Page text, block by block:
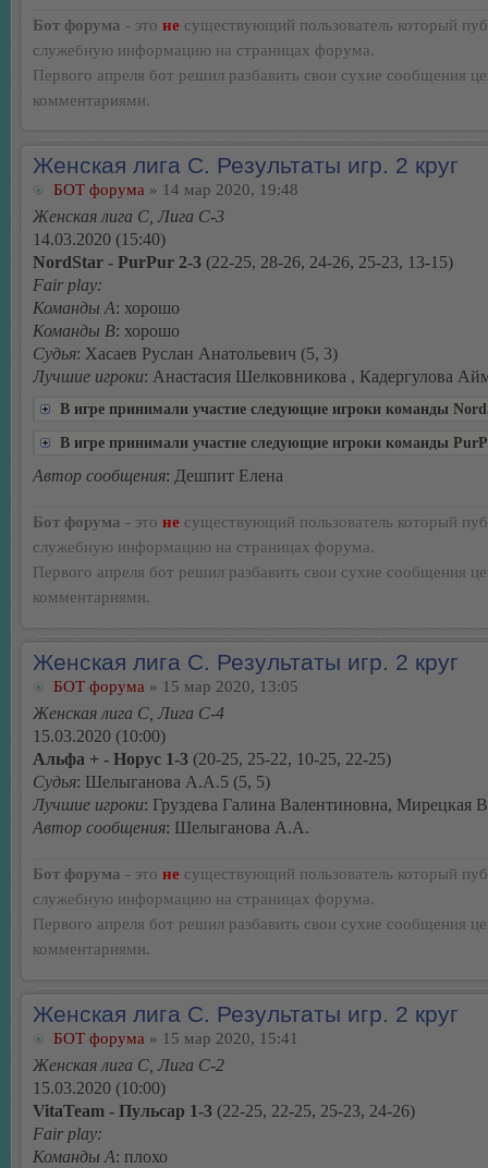
Бот форума - это не существующий пользователь который
служебную информацию на страницах форума.
Первого апреля бот решил разбавить свои сухие сообщения
комментариями.
Женская лига С. Результаты игр. 2 круг
БОТ форума » 14 мар 2020, 19:48
Женская лига С, Лига С-3
14.03.2020 (15:40)
NordStar - PurPur 2-3 (22-25, 28-26, 24-26, 25-23, 13-15)
Fair play:
Команды А: хорошо
Команды В: хорошо
Судья: Хасаев Руслан Анатольевич (5, 3)
Лучшие игроки: Анастасия Шелковникова , Кадергулова
В игре принимали участие следующие игроки команды
В игре принимали участие следующие игроки команды
Автор сообщения: Дешпит Елена
Бот форума - это не существующий пользователь который
служебную информацию на страницах форума.
Первого апреля бот решил разбавить свои сухие сообщения
комментариями.
Женская лига С. Результаты игр. 2 круг
БОТ форума » 15 мар 2020, 13:05
Женская лига С, Лига С-4
15.03.2020 (10:00)
Альфа + - Норус 1-3 (20-25, 25-22, 10-25, 22-25)
Судья: Шелыганова А.А.5 (5, 5)
Лучшие игроки: Груздева Галина Валентиновна, Мирецкая
Автор сообщения: Шелыганова А.А.
Бот форума - это не существующий пользователь который
служебную информацию на страницах форума.
Первого апреля бот решил разбавить свои сухие сообщения
комментариями.
Женская лига С. Результаты игр. 2 круг
БОТ форума » 15 мар 2020, 15:41
Женская лига С, Лига С-2
15.03.2020 (10:00)
VitaTeam - Пульсар 1-3 (22-25, 22-25, 25-23, 24-26)
Fair play:
Команды А: плохо